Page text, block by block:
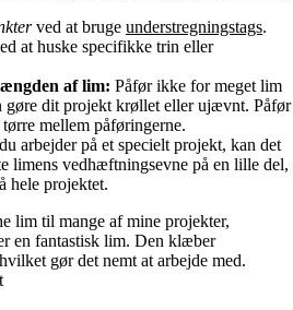
ved at bruge understregningstags.
at huske specifikke trin eller
af lim: Påfør ikke for meget lim
gøre dit projekt krøllet eller ujævnt. Påfør
mellem påføringerne.
arbejder på et specielt projekt, kan det
limens vedhæftningsevne på en lille del,
hele projektet.
lim til mange af mine projekter,
en fantastisk lim. Den klæber
gør det nemt at arbejde med.